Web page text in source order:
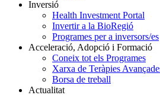
Inversió
Health Investment Portal
Invertir a la BioRegió
Programes per a inversors/es
Acceleració, Adopció i Formació
Coneix tot els Programes
Xarxa de Teràpies
Borsa de treball
Actualitat